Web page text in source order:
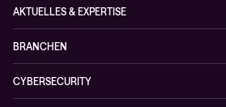
Netzwerke
Hybrid cloud
Observability
AKTUELLES & EXPERTISE
Cases
News
BRANCHEN
Finance
CYBERSECURITY